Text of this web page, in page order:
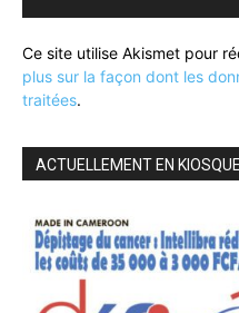
Ce site utilise Akismet pour
plus sur la façon dont les
traitées.
ACTUELLEMENT EN KIOSQUE